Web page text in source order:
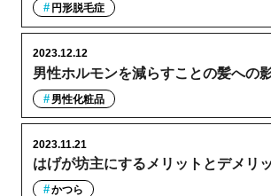
円形脱毛症
男性ホルモンを減らすことの髪への
2023.12.12
男性化粧品
はげが坊主にするメリットとデメリ
2023.11.21
かつら